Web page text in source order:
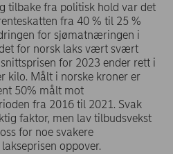
tilbake fra politisk hold var det
fra 40 % til 25 %
for sjømatnæringen i
for norsk laks vært svært
for 2023 ender rett i
kilo. Målt i norske kroner er
50% målt mot
fra 2016 til 2021. Svak
faktor, men lav tilbudsvekst
for noe svakere
oppover.